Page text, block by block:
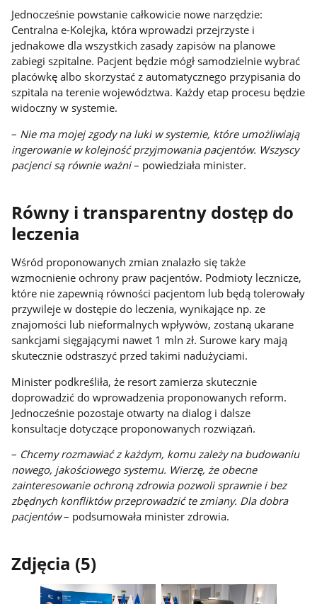
Jednocześnie powstanie całkowicie nowe narzędzie:
Centralna e-Kolejka, która wprowadzi przejrzyste i
jednakowe dla wszystkich zasady zapisów na planowe
zabiegi szpitalne. Pacjent będzie mógł samodzielnie wybrać
placówkę albo skorzystać z automatycznego przypisania do
szpitala na terenie województwa. Każdy etap procesu będzie
widoczny w systemie.
– Nie ma mojej zgody na luki w systemie, które umożliwiają
ingerowanie w kolejność przyjmowania pacjentów. Wszyscy
pacjenci są równie ważni– powiedziała minister.
Równy i transparentny dostęp do
leczenia
Wśród proponowanych zmian znalazło się także
wzmocnienie ochrony praw pacjentów. Podmioty lecznicze,
które nie zapewnią równości pacjentom lub będą tolerowały
przywileje w dostępie do leczenia, wynikające np. ze
znajomości lub nieformalnych wpływów, zostaną ukarane
sankcjami sięgającymi nawet 1 mln zł. Surowe kary mają
skutecznie odstraszyć przed takimi nadużyciami.
Minister podkreśliła, że resort zamierza skutecznie
doprowadzić do wprowadzenia proponowanych reform.
Jednocześnie pozostaje otwarty na dialog i dalsze
konsultacje dotyczące proponowanych rozwiązań.
– Chcemy rozmawiać z każdym, komu zależy na budowaniu
nowego, jakościowego systemu. Wierzę, że obecne
zainteresowanie ochroną zdrowia pozwoli sprawnie i bez
zbędnych konfliktów przeprowadzić te zmiany. Dla dobra
pacjentów– podsumowała minister zdrowia.
Zdjęcia (5)